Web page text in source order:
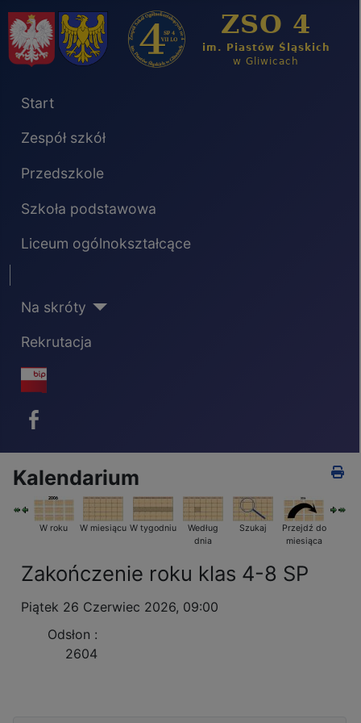
Start
Zespół szkół
Przedszkole
Szkoła podstawowa
Liceum ogólnokształcące
Na skróty
Rekrutacja
BIP - ikona
Kalendarium
W roku W miesiącu W tygodniu
Według
dnia
Szukaj
Przejdź do
miesiąca
Zakończenie roku klas 4-8 SP
Piątek 26 Czerwiec 2026, 09:00
Odsłon :
2604